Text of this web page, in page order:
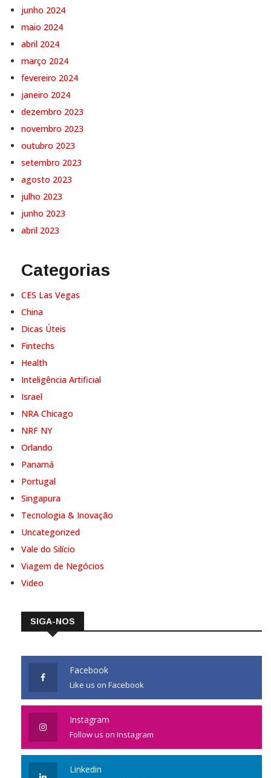
junho 2024
maio 2024
abril 2024
março 2024
fevereiro 2024
janeiro 2024
dezembro 2023
novembro 2023
outubro 2023
setembro 2023
agosto 2023
julho 2023
junho 2023
abril 2023
Categorias
CES Las Vegas
China
Dicas Úteis
Fintechs
Health
Inteligência Artificial
Israel
NRA Chicago
NRF NY
Orlando
Panamá
Portugal
Singapura
Tecnologia & Inovação
Uncategorized
Vale do Silício
Viagem de Negócios
Video
SIGA-NOS
Facebook
Like us on Facebook
Instagram
Follow us on Instagram
Linkedin